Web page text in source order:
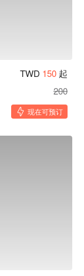
TWD 150 起
200
现在可预订